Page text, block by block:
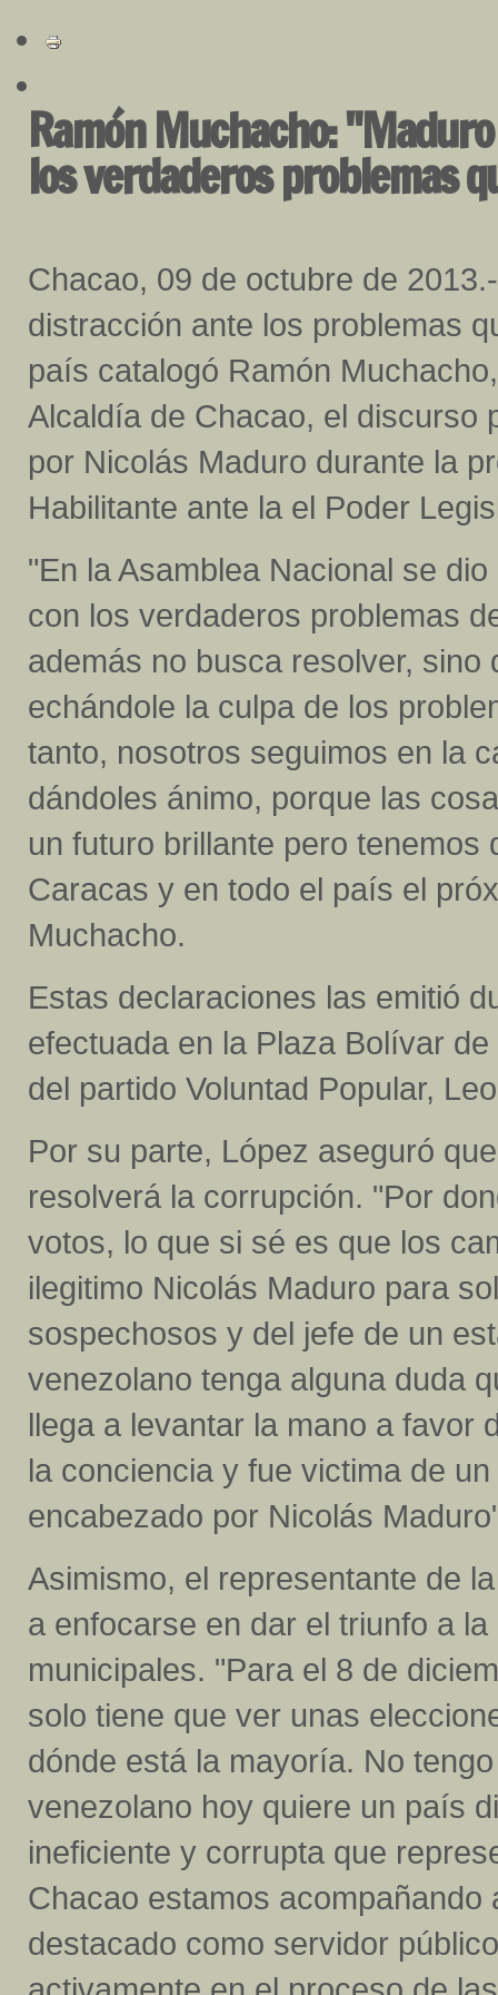
Ramón Muchacho:
los verdaderos problemas
Chacao, 09 de octubre de
distracción ante los problemas
país catalogó Ramón
Alcaldía de Chacao, el discurso
por Nicolás Maduro durante la
Habilitante ante la el Poder
"En la Asamblea Nacional se
con los verdaderos problemas
además no busca resolver,
echándole la culpa de los
tanto, nosotros seguimos en la
dándoles ánimo, porque las
un futuro brillante pero
Caracas y en todo el país el
Muchacho.
Estas declaraciones las emitió
efectuada en la Plaza Bolívar
del partido Voluntad Popular,
Por su parte, López aseguró
resolverá la corrupción. "Por
votos, lo que si sé es que los
ilegitimo Nicolás Maduro para
sospechosos y del jefe de un
venezolano tenga alguna duda
llega a levantar la mano a favor
la conciencia y fue victima de
encabezado por Nicolás
Asimismo, el representante de
a enfocarse en dar el triunfo a
municipales. "Para el 8 de
solo tiene que ver unas
dónde está la mayoría. No
venezolano hoy quiere un país
ineficiente y corrupta que
Chacao estamos
destacado como servidor